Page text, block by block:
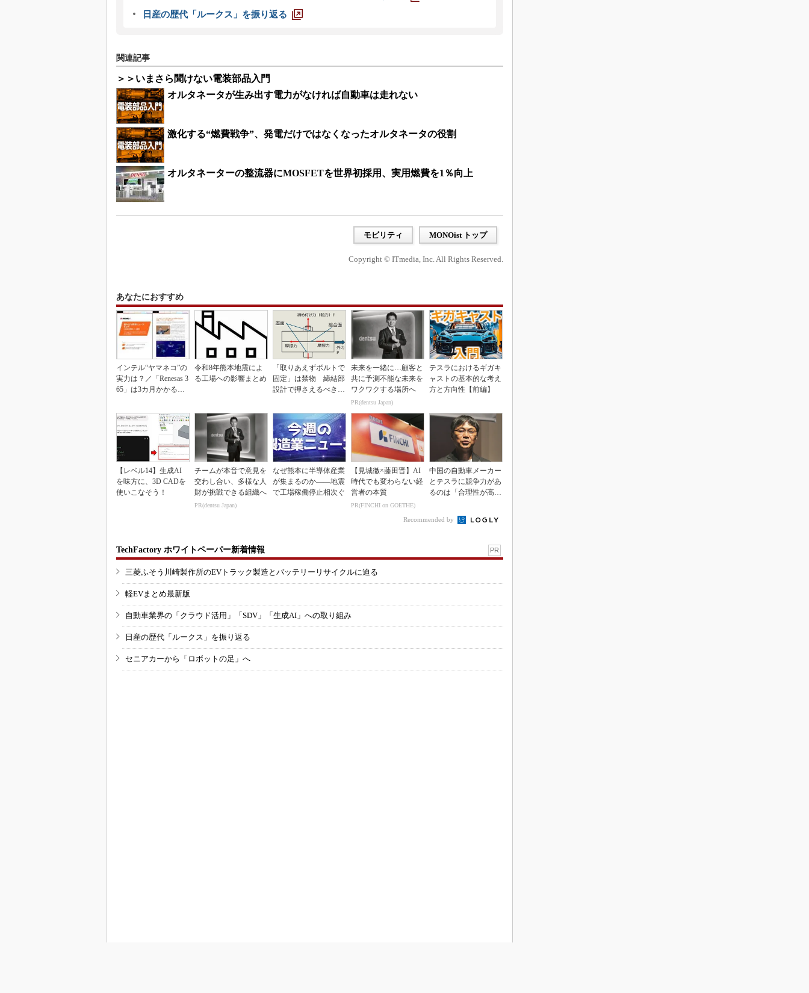
日産の歴代「ルークス」を振り返る
関連記事
＞＞いまさら聞けない電装部品入門
オルタネータが生み出す電力がなければ自動車は走れない
激化する“燃費戦争”、発電だけではなくなったオルタネータの役割
オルタネーターの整流器にMOSFETを世界初採用、実用燃費を1％向上
モビリティ MONOist トップ
Copyright © ITmedia, Inc. All Rights Reserved.
あなたにおすすめ
インテル“ヤマネコ”の
実力は？／「Renesas 3
65」は3カ月かかる作
令和8年熊本地震によ
る工場への影響まとめ
「取りあえずボルトで
固定」は禁物 締結部
設計で押さえるべき基
未来を一緒に…顧客と
共に予測不能な未来を
ワクワクする場所へ
PR(dentsu Japan)
テスラにおけるギガキ
ャストの基本的な考え
方と方向性【前編】
【レベル14】生成AI
を味方に、3D CADを
使いこなそう！
チームが本音で意見を
交わし合い、多様な人
財が挑戦できる組織へ
PR(dentsu Japan)
なぜ熊本に半導体産業
が集まるのか――地震
で工場稼働停止相次ぐ
【見城徹×藤田晋】AI
時代でも変わらない経
営者の本質
PR(FINCHI on GOETHE)
中国の自動車メーカー
とテスラに競争力があ
るのは「合理性が高
Recommended by
TechFactory ホワイトペーパー新着情報 PR
三菱ふそう川崎製作所のEVトラック製造とバッテリーリサイクルに迫る
軽EVまとめ最新版
自動車業界の「クラウド活用」「SDV」「生成AI」への取り組み
日産の歴代「ルークス」を振り返る
セニアカーから「ロボットの足」へ